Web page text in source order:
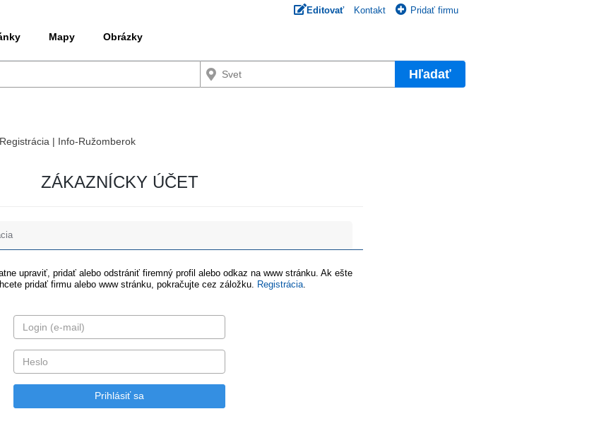
Editovať Kontakt Pridať firmu
Mapy Obrázky
Hľadať
| Info-Ružomberok
ZÁKAZNÍCKY ÚČET
upraviť, pridať alebo odstrániť firemný profil alebo odkaz na www stránku. Ak ešte
pridať firmu alebo www stránku, pokračujte cez záložku.
Registrácia